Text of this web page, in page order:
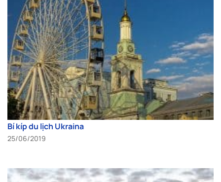
Bí kíp du lịch Ukraina
25/06/2019